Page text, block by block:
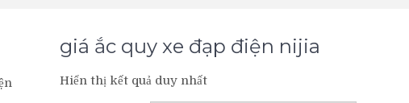
giá ắc quy xe đạp điện nijia
Hiển thị kết quả duy nhất